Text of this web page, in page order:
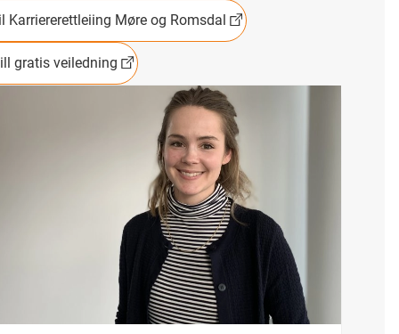
Karriererettleiing Møre og Romsdal
gratis veiledning